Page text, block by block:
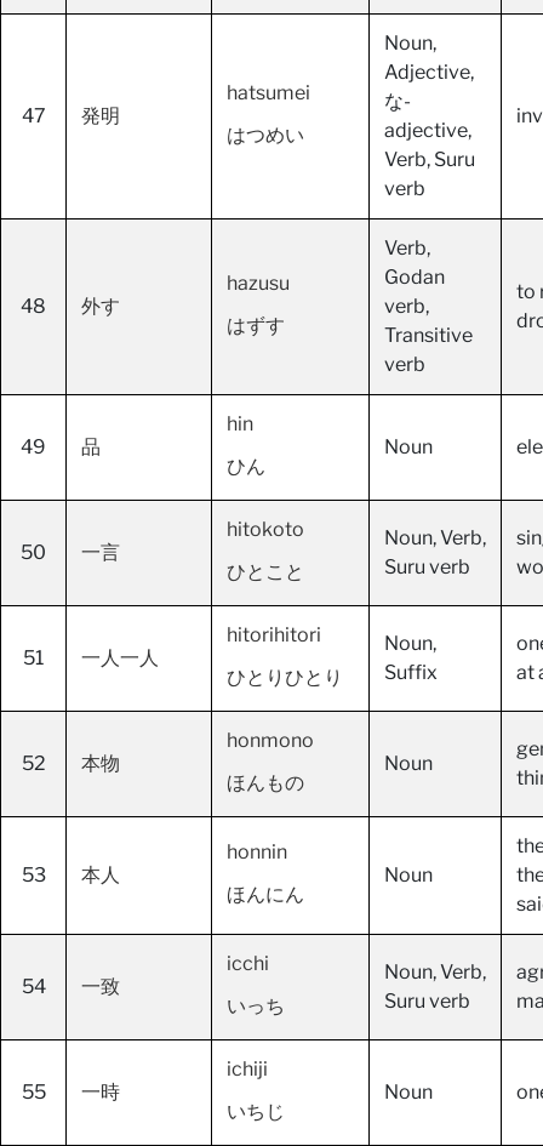
47 発明
hatsumei
はつめい
Noun,
Adjective,
な-
adjective,
Verb, Suru
verb
48 外す
hazusu
はずす
Verb,
Godan
verb,
Transitive
verb
to
49 品
hin
ひん
Noun
50 一言
hitokoto
ひとこと
Noun, Verb,
Suru verb
51 一人一人
hitorihitori
ひとりひとり
Noun,
Suffix
at
52 本物
honmono
ほんもの
Noun
53 本人
honnin
ほんにん
Noun
54 一致
icchi
いっち
Noun, Verb,
Suru verb
55 一時
ichiji
いちじ
Noun